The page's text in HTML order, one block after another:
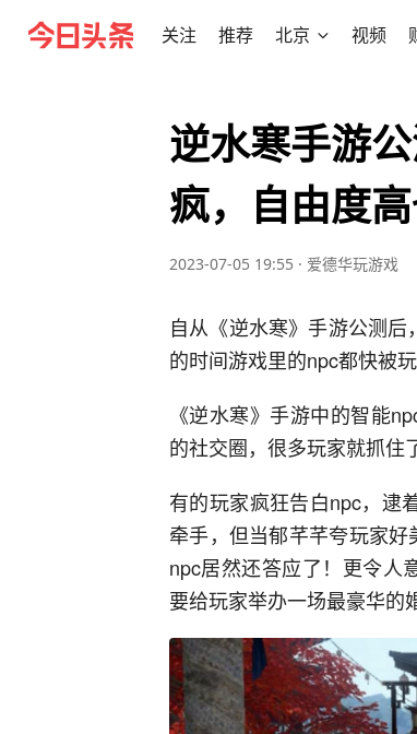
关注 推荐 北京 视频
逆水寒手游
疯，自由度
2023-07-05 19:55 · 爱德华玩游戏
自从《逆水寒》手游公测
的时间游戏里的npc都快被玩
《逆水寒》手游中的智能
的社交圈，很多玩家就抓住
有的玩家疯狂告白npc，逮
牵手，但当郁芊芊夸玩家
npc居然还答应了！更令人
要给玩家举办一场最豪华的